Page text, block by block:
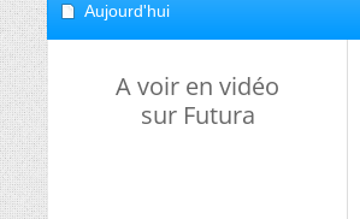
Aujourd'hui
A voir en vidéo
sur Futura